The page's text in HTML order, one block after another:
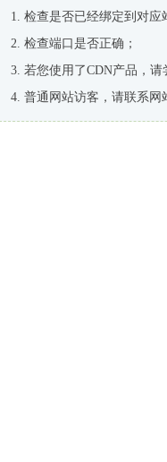
检查是否已经绑定到对应
检查端口是否正确；
若您使用了CDN产品，请
普通网站访客，请联系网